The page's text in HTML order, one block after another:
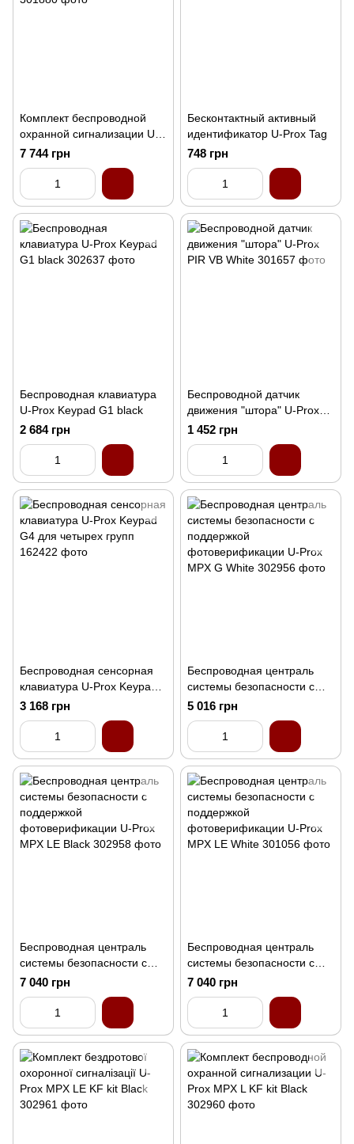
Комплект беспроводной
охранной сигнализации U-
Prox MPX G KF kit White
7 744 грн
Бесконтактный активный
идентификатор U-Prox Tag
748 грн
Беcпроводная клавиатура
U-Prox Keypad G1 black
2 684 грн
Беспроводной датчик
движения "штора" U-Prox
PIR VB White
1 452 грн
Беспроводная сенсорная
клавиатура U-Prox Keypad
G4 для четырех групп
3 168 грн
Беспроводная централь
системы безопасности с
поддержкой
фотоверификации U-Prox
MPX G White
5 016 грн
Беспроводная централь
системы безопасности с
поддержкой
фотоверификации U-Prox
MPX LE Black
7 040 грн
Беспроводная централь
системы безопасности с
поддержкой
фотоверификации U-Prox
MPX LE White
7 040 грн